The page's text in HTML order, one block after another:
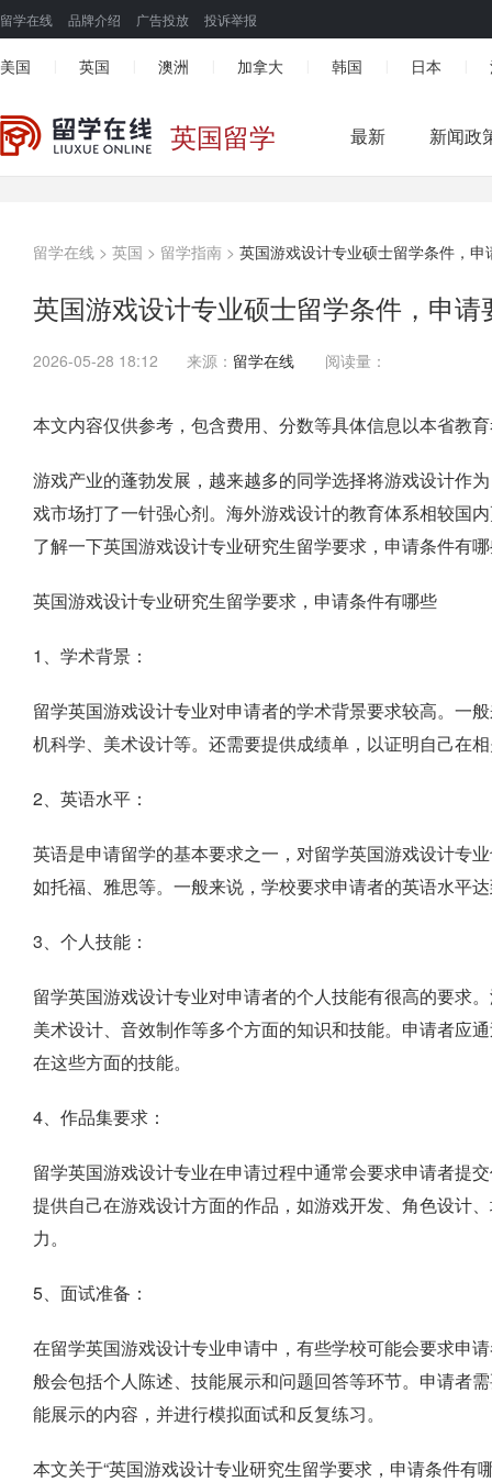
留学在线 品牌介绍 广告投放 投诉举报
美国 英国 澳洲 加拿大 韩国 日本
英国留学 最新 新闻政
留学在线 > 英国 > 留学指南 > 英国游戏设计专业硕士留学条件，申
英国游戏设计专业硕士留学条件，申请
2026-05-28 18:12 来源： 留学在线 阅读量：
本文内容仅供参考，包含费用、分数等具体信息以本省教
游戏产业的蓬勃发展，越来越多的同学选择将游戏设计作
戏市场打了一针强心剂。海外游戏设计的教育体系相较国
了解一下英国游戏设计专业研究生留学要求，申请条件有
英国游戏设计专业研究生留学要求，申请条件有哪些
1、学术背景：
留学英国游戏设计专业对申请者的学术背景要求较高。一
机科学、美术设计等。还需要提供成绩单，以证明自己在
2、英语水平：
英语是申请留学的基本要求之一，对留学英国游戏设计专
如托福、雅思等。一般来说，学校要求申请者的英语水平
3、个人技能：
留学英国游戏设计专业对申请者的个人技能有很高的要求
美术设计、音效制作等多个方面的知识和技能。申请者应
在这些方面的技能。
4、作品集要求：
留学英国游戏设计专业在申请过程中通常会要求申请者提
提供自己在游戏设计方面的作品，如游戏开发、角色设计
力。
5、面试准备：
在留学英国游戏设计专业申请中，有些学校可能会要求申
般会包括个人陈述、技能展示和问题回答等环节。申请者
能展示的内容，并进行模拟面试和反复练习。
本文关于“英国游戏设计专业研究生留学要求，申请条件